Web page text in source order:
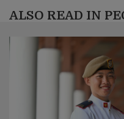
ALSO READ IN